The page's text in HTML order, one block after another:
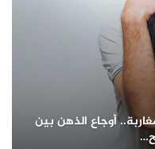
أوجاع الذهن بين